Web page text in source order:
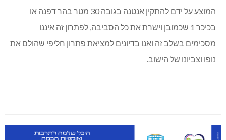
המוצע על ידם להתקין אנטנה בגובה 30 מטר בהר דפנה או
בכיכר 1 שכמובן וישרת את כל הסביבה, לפתרון זה איננו
מסכימים בשלב זה ואנו בדיונים למציאת פתרון חליפי שהולם את
נופו וצביונו של הישוב.